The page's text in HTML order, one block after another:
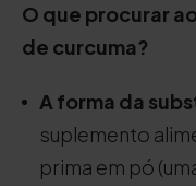
O que procurar
de curcuma?
A forma da
suplemento
prima em pó